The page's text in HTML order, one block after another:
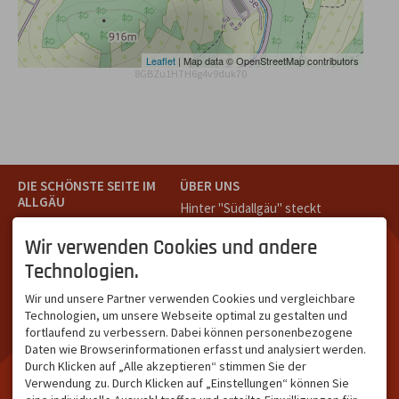
Leaflet | Map data © OpenStreetMap contributors
8GBZu1HTH6g4v9duk70
DIE SCHÖNSTE SEITE IM
ALLGÄU
Teil des Oberallgäus. Es
verbindet die Tourismus-
Destinationen Oberstdorf,
Kleinwalsertal und beliebte
Urlaubsziele wie die
Hörnerdörfer, Alpsee-
Grünten, Oberstaufen oder
Wertach im Allgäu.
ÜBER UNS
Hinter "Südallgäu" steckt
Oberstdorf.
Unser Ziel ist ein attraktives
Leistungsträger im
südlichen Oberallgäu eine
starke Plattform bietet.
NETZWERK & REICHWEITE
Wir verwenden Cookies und andere
Technologien.
Wir und unsere Partner verwenden Cookies und vergleichbare
Technologien, um unsere Webseite optimal zu gestalten und
fortlaufend zu verbessern. Dabei können personenbezogene
Daten wie Browserinformationen erfasst und analysiert werden.
Durch Klicken auf „Alle akzeptieren“ stimmen Sie der
Verwendung zu. Durch Klicken auf „Einstellungen“ können Sie